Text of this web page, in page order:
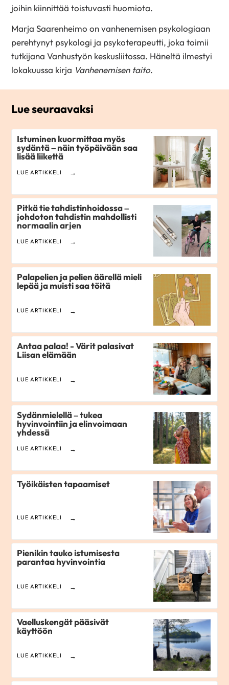
joihin kiinnittää toistuvasti huomiota.
Marja Saarenheimo on vanhenemisen psykologiaan
perehtynyt psykologi ja psykoterapeutti, joka toimii
tutkijana Vanhustyön keskusliitossa. Häneltä ilmestyi
lokakuussa kirja Vanhenemisen taito.
Lue seuraavaksi
Istuminen kuormittaa myös
sydäntä – näin työpäivään saa
lisää liikettä
LUE ARTIKKELI
Pitkä tie tahdistinhoidossa –
johdoton tahdistin mahdollisti
normaalin arjen
LUE ARTIKKELI
Palapelien ja pelien äärellä mieli
lepää ja muisti saa töitä
LUE ARTIKKELI
Antaa palaa! - Värit palasivat
Liisan elämään
LUE ARTIKKELI
Sydänmielellä – tukea
hyvinvointiin ja elinvoimaan
yhdessä
LUE ARTIKKELI
Työikäisten tapaamiset
LUE ARTIKKELI
Pienikin tauko istumisesta
parantaa hyvinvointia
LUE ARTIKKELI
Vaelluskengät pääsivät
käyttöön
LUE ARTIKKELI